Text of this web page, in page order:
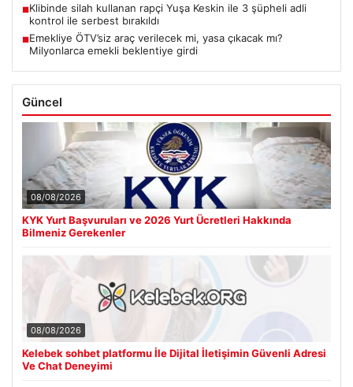
■Klibinde silah kullanan rapçi Yuşa Keskin ile 3 şüpheli adli
kontrol ile serbest bırakıldı
■Emekliye ÖTV’siz araç verilecek mi, yasa çıkacak mı?
Milyonlarca emekli beklentiye girdi
Güncel
08/08/2026
KYK Yurt Başvuruları ve 2026 Yurt Ücretleri Hakkında
Bilmeniz Gerekenler
08/08/2026
Kelebek sohbet platformu İle Dijital İletişimin Güvenli Adresi
Ve Chat Deneyimi